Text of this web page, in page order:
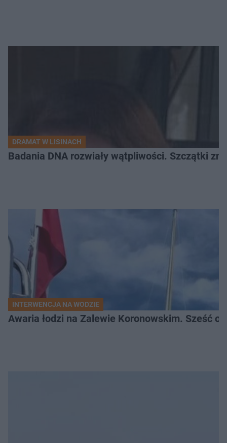
DRAMAT W LISINACH
Badania DNA rozwiały wątpliwości. Szczątki
INTERWENCJA NA WODZIE
Awaria łodzi na Zalewie Koronowskim. Sześć